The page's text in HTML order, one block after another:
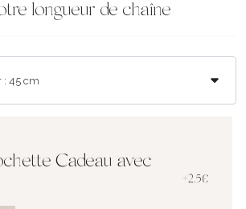
longueur de chaîne
Cadeau avec
+2.5€